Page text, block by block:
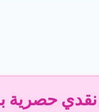
بقيمة 50 جنيهًا